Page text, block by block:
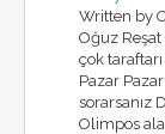
Written by
Oğuz
çok
Pazar
sorarsanız
Olimpos